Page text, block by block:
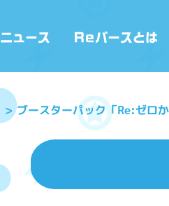
ブースターパック「Re:ゼロ